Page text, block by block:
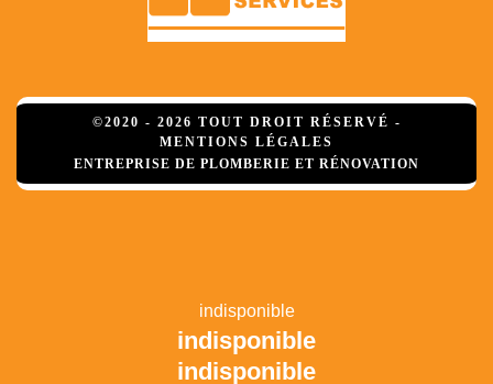
©2020 - 2026 TOUT DROIT RÉSERVÉ -
MENTIONS LÉGALES
ENTREPRISE DE PLOMBERIE ET RÉNOVATION
indisponible
indisponible
indisponible